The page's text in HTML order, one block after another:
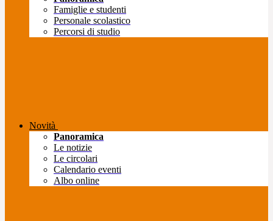
Famiglie e studenti
Personale scolastico
Percorsi di studio
Novità
Panoramica
Le notizie
Le circolari
Calendario eventi
Albo online